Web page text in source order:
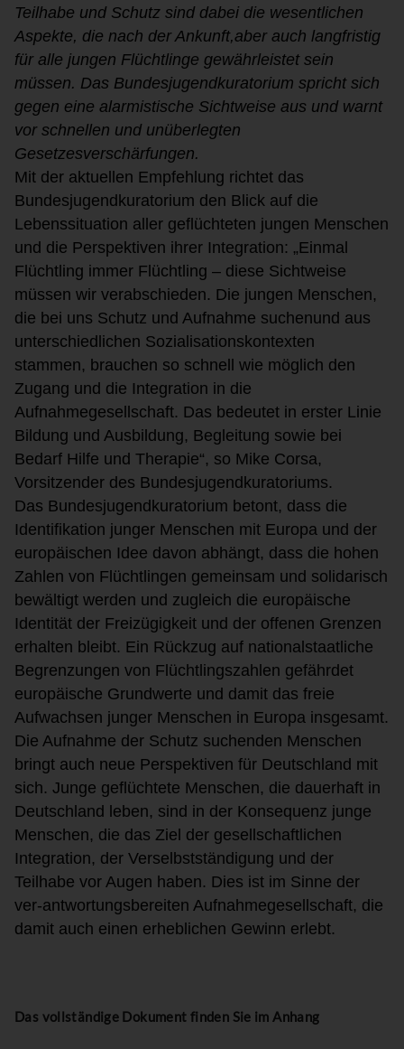
Teilhabe und Schutz sind dabei die wesentlichen
Aspekte, die nach der Ankunft,aber auch langfristig
für alle jungen Flüchtlinge gewährleistet sein
müssen. Das Bundesjugendkuratorium spricht sich
gegen eine alarmistische Sichtweise aus und warnt
vor schnellen und unüberlegten
Gesetzesverschärfungen.
Mit der aktuellen Empfehlung richtet das
Bundesjugendkuratorium den Blick auf die
Lebenssituation aller geflüchteten jungen Menschen
und die Perspektiven ihrer Integration: „Einmal
Flüchtling immer Flüchtling – diese Sichtweise
müssen wir verabschieden. Die jungen Menschen,
die bei uns Schutz und Aufnahme suchenund aus
unterschiedlichen Sozialisationskontexten
stammen, brauchen so schnell wie möglich den
Zugang und die Integration in die
Aufnahmegesellschaft. Das bedeutet in erster Linie
Bildung und Ausbildung, Begleitung sowie bei
Bedarf Hilfe und Therapie“, so Mike Corsa,
Vorsitzender des Bundesjugendkuratoriums.
Das Bundesjugendkuratorium betont, dass die
Identifikation junger Menschen mit Europa und der
europäischen Idee davon abhängt, dass die hohen
Zahlen von Flüchtlingen gemeinsam und solidarisch
bewältigt werden und zugleich die europäische
Identität der Freizügigkeit und der offenen Grenzen
erhalten bleibt. Ein Rückzug auf nationalstaatliche
Begrenzungen von Flüchtlingszahlen gefährdet
europäische Grundwerte und damit das freie
Aufwachsen junger Menschen in Europa insgesamt.
Die Aufnahme der Schutz suchenden Menschen
bringt auch neue Perspektiven für Deutschland mit
sich. Junge geflüchtete Menschen, die dauerhaft in
Deutschland leben, sind in der Konsequenz junge
Menschen, die das Ziel der gesellschaftlichen
Integration, der Verselbstständigung und der
Teilhabe vor Augen haben. Dies ist im Sinne der
ver-antwortungsbereiten Aufnahmegesellschaft, die
damit auch einen erheblichen Gewinn erlebt.
Das vollständige Dokument finden Sie im Anhang